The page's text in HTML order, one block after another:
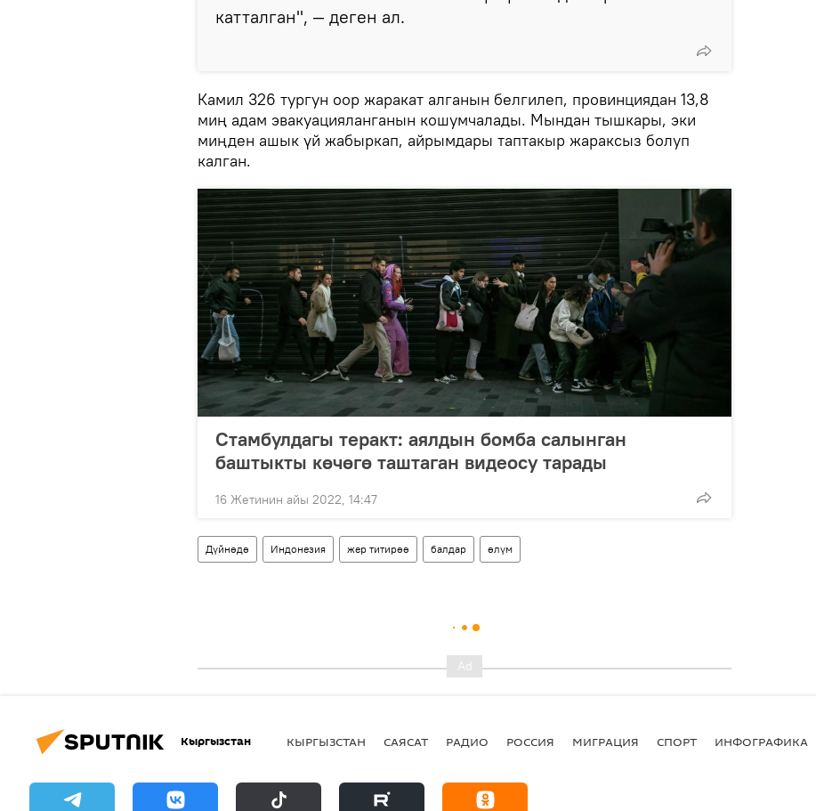
катталган", — деген ал.
Камил 326 тургун оор жаракат алганын белгилеп, провинциядан 13,8
миң адам эвакуацияланганын кошумчалады. Мындан тышкары, эки
миңден ашык үй жабыркап, айрымдары таптакыр жараксыз болуп
калган.
Стамбулдагы теракт: аялдын бомба салынган
баштыкты көчөгө таштаган видеосу тарады
16 Жетинин айы 2022, 14:47
Дүйнөдө Индонезия жер титирөө балдар өлүм
Кыргызстан КЫРГЫЗСТАН САЯСАТ РАДИО РОССИЯ МИГРАЦИЯ СПОРТ ИНФОГРАФИКА